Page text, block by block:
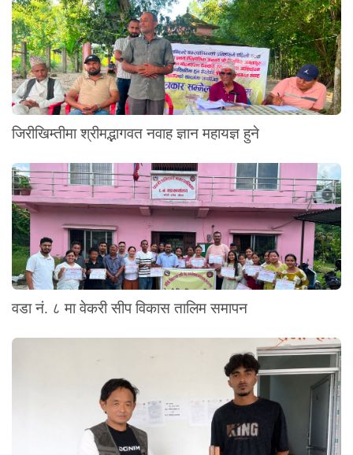
जिरीखिम्तीमा श्रीमद्भागवत नवाह ज्ञान महायज्ञ हुने
वडा नं. ८ मा वेकरी सीप विकास तालिम समापन